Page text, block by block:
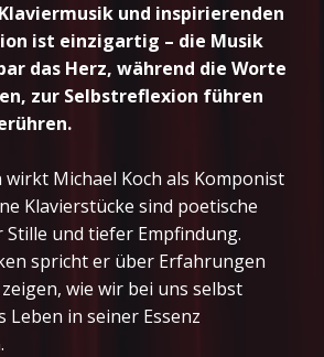
und inspirierenden
ist einzigartig – die Musik
das Herz, während die Worte
zur Selbstreflexion führen
wirkt Michael Koch als Komponist
Klavierstücke sind poetische
und tiefer Empfindung.
spricht er über Erfahrungen
wie wir bei uns selbst
Leben in seiner Essenz